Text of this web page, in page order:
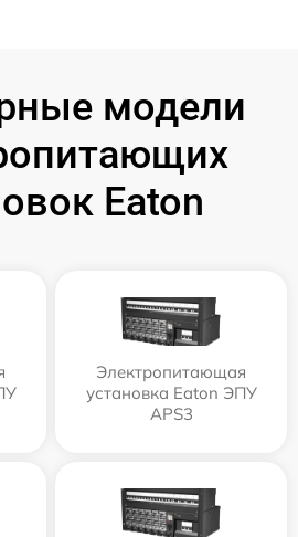
модели
Eaton
Электропитающая
установка Eaton ЭПУ
APS3